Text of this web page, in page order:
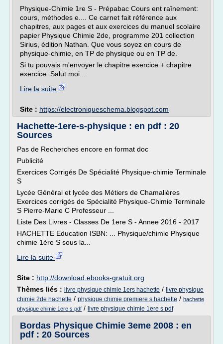
Physique-Chimie 1re S - Prépabac Cours ent raînement:
cours, méthodes e.... Ce carnet fait référence aux
chapitres, aux pages et aux exercices du manuel scolaire
papier Physique Chimie 2de, programme 201 collection
Sirius, édition Nathan. Que vous soyez en cours de
physique-chimie, en TP de physique ou en TP de.
Si tu pouvais m'envoyer le chapitre exercice + chapitre
exercice. Salut moi...
Lire la suite
Site : https://electroniqueschema.blogspot.com
Hachette-1ere-s-physique : en pdf : 20
Sources
Pas de Recherches encore en format doc
Publicité
Exercices Corrigés De Spécialité Physique-chimie Terminale
S
Lycée Général et lycée des Métiers de Chamalières
Exercices corrigés de Spécialité Physique-Chimie Terminale
S Pierre-Marie C Professeur ...
Liste Des Livres - Classes De 1ere S - Annee 2016 - 2017
HACHETTE Education ISBN: ... Physique/chimie Physique
chimie 1ère S sous la...
Lire la suite
Site : http://download.ebooks-gratuit.org
Thèmes liés : livre physique chimie 1ers hachette / livre physique
chimie 2de hachette / physique chimie premiere s hachette / hachette
physique chimie 1ere s pdf / livre physique chimie 1ere s pdf
Bordas Physique Chimie 3eme 2008 : en
pdf : 20 Sources